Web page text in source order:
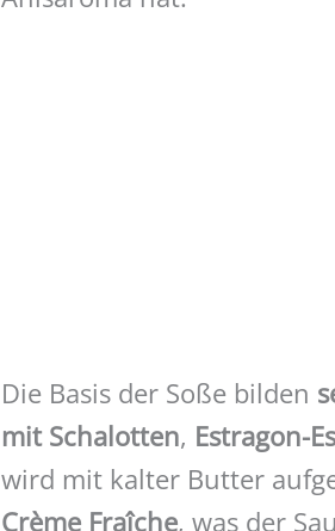
Die Basis der Soße bilden
mit Schalotten, Estragon-
wird mit kalter Butter
Crème Fraîche, was der